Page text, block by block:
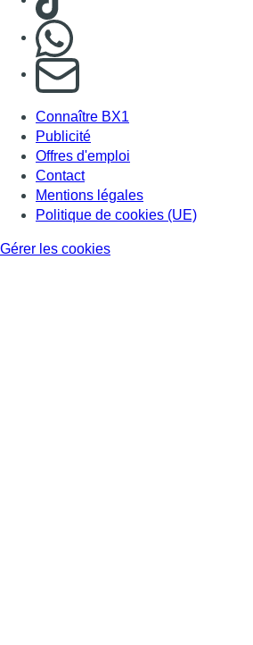
S'abonner à notre newsletter
Connaître BX1
Publicité
Offres d'emploi
Contact
Mentions légales
Politique de cookies (UE)
Gérer les cookies